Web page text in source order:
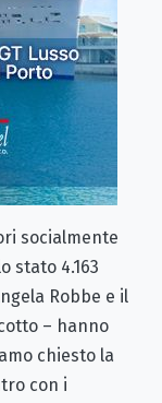
socialmente
stato 4.163
Robbe e il
– hanno
chiesto la
con i